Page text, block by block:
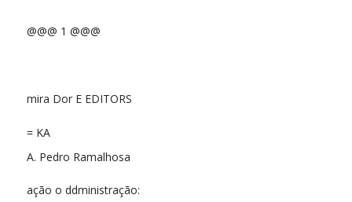
@@@ 1 @@@
mira Dor E EDITORS
= KA
A. Pedro Ramalhosa
ação o ddministração: